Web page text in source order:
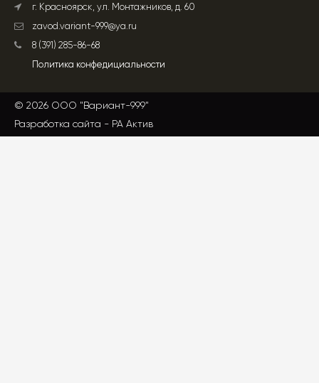
г. Красноярск, ул. Монтажников, д. 60
zavod.variant-999@ya.ru
8 (391) 285-86-68
Политика конфедициальности
© 2026 ООО "Вариант-999"
Разработка сайта - РА Актив